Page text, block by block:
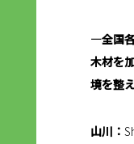
―全国
木材を
境を整
山川：